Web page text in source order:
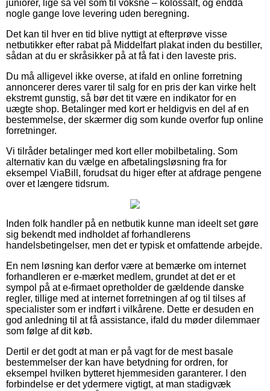
juniorer, lige så vel som til voksne – kolossalt, og endda
nogle gange love levering uden beregning.
Det kan til hver en tid blive nyttigt at efterprøve visse
netbutikker efter rabat på Middelfart plakat inden du bestiller,
sådan at du er skråsikker på at få fat i den laveste pris.
Du må alligevel ikke overse, at ifald en online forretning
annoncerer deres varer til salg for en pris der kan virke helt
ekstremt gunstig, så bør det tit være en indikator for en
uægte shop. Betalinger med kort er heldigvis en del af en
bestemmelse, der skærmer dig som kunde overfor fup online
forretninger.
Vi tilråder betalinger med kort eller mobilbetaling. Som
alternativ kan du vælge en afbetalingsløsning fra for
eksempel ViaBill, forudsat du higer efter at afdrage pengene
over et længere tidsrum.
Inden folk handler på en netbutik kunne man ideelt set gøre
sig bekendt med indholdet af forhandlerens
handelsbetingelser, men det er typisk et omfattende arbejde.
En nem løsning kan derfor være at bemærke om internet
forhandleren er e-mærket medlem, grundet at det er et
sympol på at e-firmaet opretholder de gældende danske
regler, tillige med at internet forretningen af og til tilses af
specialister som er indført i vilkårene. Dette er desuden en
god anledning til at få assistance, ifald du møder dilemmaer
som følge af dit køb.
Dertil er det godt at man er på vagt for de mest basale
bestemmelser der kan have betydning for ordren, for
eksempel hvilken bytteret hjemmesiden garanterer. I den
forbindelse er det ydermere vigtigt, at man stadigvæk